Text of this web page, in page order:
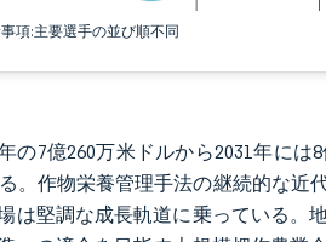
項:主要選手の並び順不同
7億260万米ドルから2031年には
。作物栄養管理手法の継続的な近
は堅調な成長軌道に乗っている。